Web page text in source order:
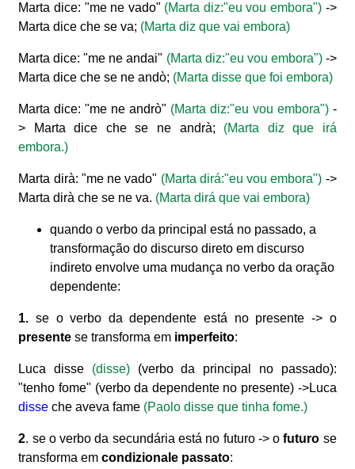
Marta dice: "me ne vado" (Marta diz:"eu vou embora")->
Marta dice che se va; (Marta diz que vai embora)
Marta dice: "me ne andai" (Marta diz:"eu vou embora")->
Marta dice che se ne andò; (Marta disse que foi embora)
Marta dice: "me ne andrò" (Marta diz:"eu vou embora")-
> Marta dice che se ne andrà; (Marta diz que irá
embora.)
Marta dirà: "me ne vado" (Marta dirá:"eu vou embora") ->
Marta dirà che se ne va. (Marta dirá que vai embora)
quando o verbo da principal está no passado, a
transformação do discurso direto em discurso
indireto envolve uma mudança no verbo da oração
dependente:
1. se o verbo da dependente está no presente -> o
presente se transforma em imperfeito:
Luca disse (disse)(verbo da principal no passado):
"tenho fome" (verbo da dependente no presente) ->Luca
disse che aveva fame (Paolo disse que tinha fome.)
2. se o verbo da secundária está no futuro -> ofuturo se
transforma emcondizionale passato: